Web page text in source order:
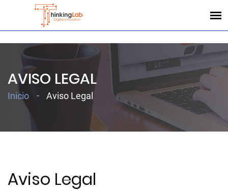
AVISO LEGAL
Inicio Aviso Legal
Aviso Legal